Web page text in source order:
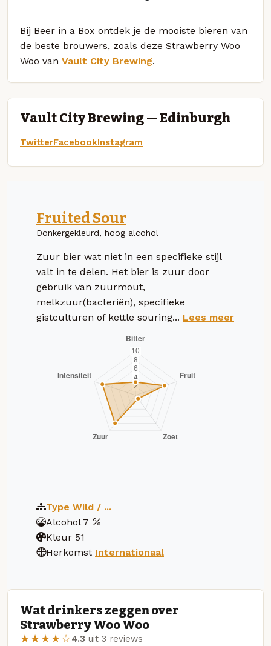
Bij Beer in a Box ontdek je de mooiste bieren van
de beste brouwers, zoals deze Strawberry Woo
Woo van Vault City Brewing.
Vault City Brewing — Edinburgh
TwitterFacebookInstagram
Fruited Sour
Donkergekleurd, hoog alcohol
Zuur bier wat niet in een specifieke stijl
valt in te delen. Het bier is zuur door
gebruik van zuurmout,
melkzuur(bacteriën), specifieke
gistculturen of kettle souring... Lees meer
Type Wild / ...
Alcohol 7
Kleur 51
Herkomst Internationaal
Wat drinkers zeggen over
Strawberry Woo Woo
★★★★☆4.3 uit 3 reviews